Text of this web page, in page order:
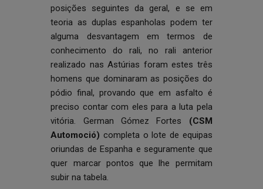
posições seguintes da geral, e se em
teoria as duplas espanholas podem ter
alguma desvantagem em termos de
conhecimento do rali, no rali anterior
realizado nas Astúrias foram estes três
homens que dominaram as posições do
pódio final, provando que em asfalto é
preciso contar com eles para a luta pela
vitória. German Gómez Fortes (CSM
Automoció) completa o lote de equipas
oriundas de Espanha e seguramente que
quer marcar pontos que lhe permitam
subir na tabela.